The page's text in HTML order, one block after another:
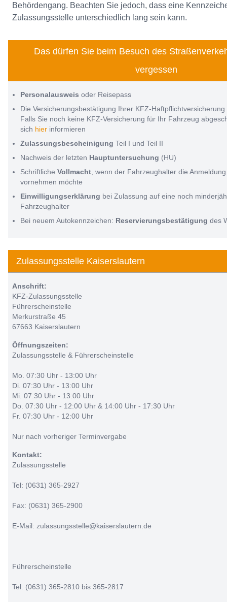
Behördengang. Beachten Sie jedoch, dass eine
Zulassungsstelle unterschiedlich lang sein kann.
Das dürfen Sie beim Besuch des
vergessen
Personalausweis oder Reisepass
Die Versicherungsbestätigung Ihrer KFZ-
Falls Sie noch keine KFZ-Versicherung für Ihr Fahrzeug
sich hier informieren
Zulassungsbescheinigung Teil I und Teil II
Nachweis der letzten Hauptuntersuchung (HU)
Schriftliche Vollmacht , wenn der Fahrzeughalter die
vornehmen möchte
Einwilligungserklärung bei Zulassung auf eine noch
Fahrzeughalter
Bei neuem Autokennzeichen: Reservierungsbestätigung des
Zulassungsstelle Kaiserslautern
Anschrift:
KFZ-Zulassungsstelle
Führerscheinstelle
Merkurstraße 45
67663 Kaiserslautern
Öffnungszeiten:
Zulassungsstelle & Führerscheinstelle
Mo. 07:30 Uhr - 13:00 Uhr
Di. 07:30 Uhr - 13:00 Uhr
Mi. 07:30 Uhr - 13:00 Uhr
Do. 07:30 Uhr - 12:00 Uhr & 14:00 Uhr - 17:30 Uhr
Fr. 07:30 Uhr - 12:00 Uhr
Nur nach vorheriger Terminvergabe
Kontakt:
Zulassungsstelle
Tel: (0631) 365-2927
Fax: (0631) 365-2900
E-Mail: zulassungsstelle@kaiserslautern.de
Führerscheinstelle
Tel: (0631) 365-2810 bis 365-2817